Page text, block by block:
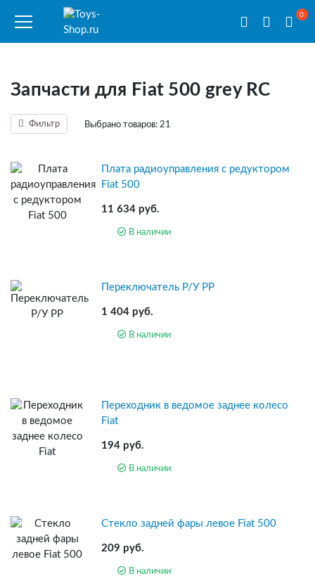
0
Запчасти для Fiat 500 grey RC
Фильтр Выбрано товаров: 21
Плата радиоуправления с редуктором
Fiat 500
11 634 руб.
В наличии
Переключатель Р/У PP
1 404 руб.
В наличии
Переходник в ведомое заднее колесо
Fiat
194 руб.
В наличии
Стекло задней фары левое Fiat 500
209 руб.
В наличии